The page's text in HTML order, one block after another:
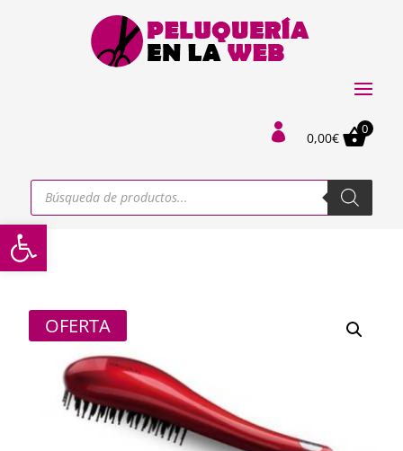
Abrir barra de herramientas
 0,00€
0
Búsqueda
productos
OFERTA